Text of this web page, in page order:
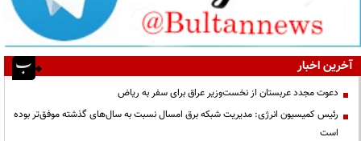
آخرین اخبار
دعوت مجدد عربستان از نخست‌وزیر عراق برای سفر به ریاض
رئیس کمیسیون انرژی: مدیریت شبکه برق امسال نسبت به سال‌های گذشته موفق‌تر بوده
است